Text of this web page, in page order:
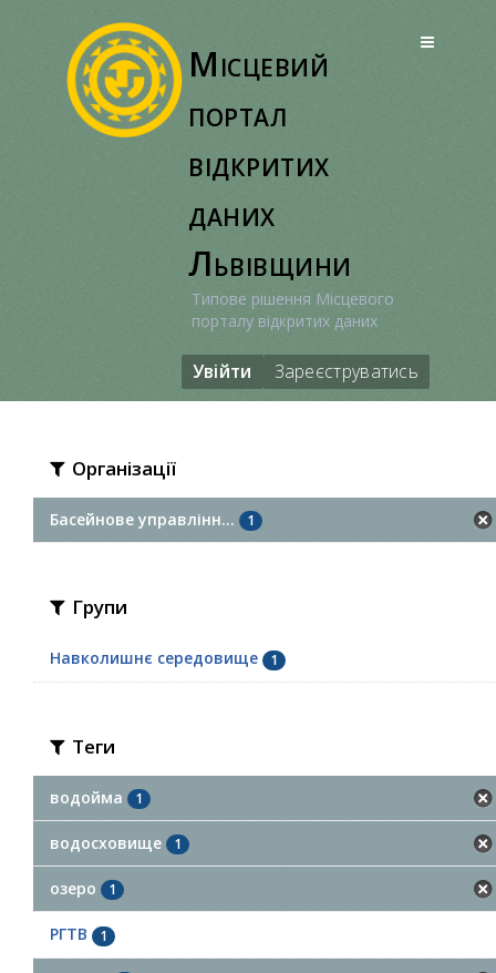
Місцевий
портал
відкритих
даних
Львівщини
Типове рішення Місцевого
порталу відкритих даних
Увійти Зареєструватись
Організації
Басейнове управлінн... 1
Групи
Навколишнє середовище 1
Теги
водойма 1
водосховище 1
озеро 1
РГТВ 1